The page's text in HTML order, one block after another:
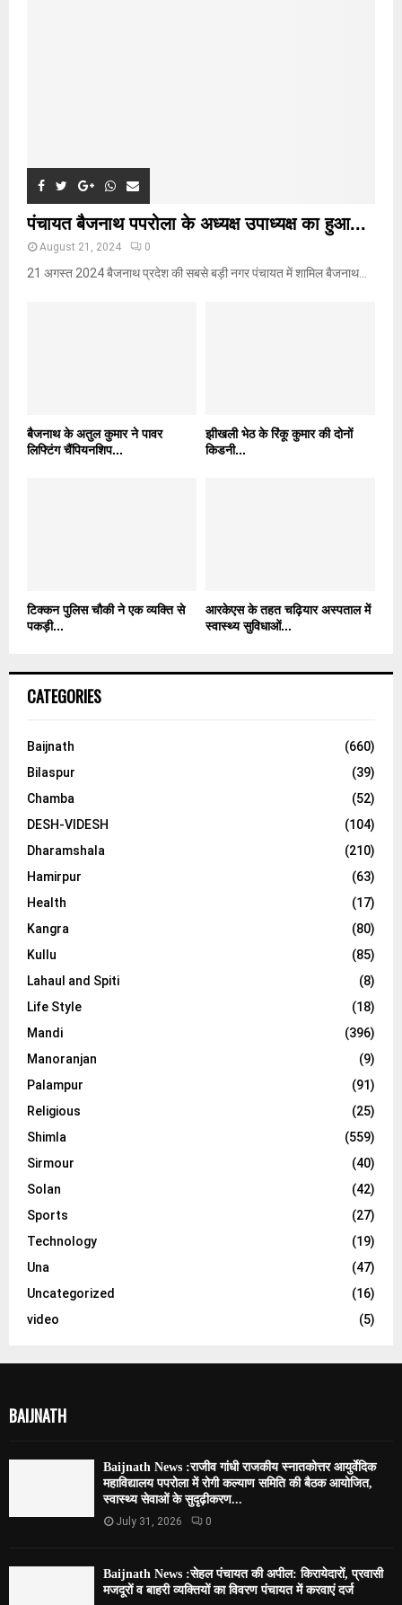
पंचायत बैजनाथ पपरोला के अध्यक्ष उपाध्यक्ष का हुआ...
August 21, 2024 0
21 अगस्त 2024 बैजनाथ प्रदेश की सबसे बड़ी नगर पंचायत में शामिल बैजनाथ...
बैजनाथ के अतुल कुमार ने पावर
लिफ्टिंग चैंपियनशिप...
झीखली भेठ के रिंकू कुमार की दोनों
किडनी...
टिक्कन पुलिस चौकी ने एक व्यक्ति से
पकड़ी...
आरकेएस के तहत चढ़ियार अस्पताल में
स्वास्थ्य सुविधाओं...
CATEGORIES
Baijnath
(660)
Bilaspur
(39)
Chamba
(52)
DESH-VIDESH
(104)
Dharamshala
(210)
Hamirpur
(63)
Health
(17)
Kangra
(80)
Kullu
(85)
Lahaul and Spiti
(8)
Life Style
(18)
Mandi
(396)
Manoranjan
(9)
Palampur
(91)
Religious
(25)
Shimla
(559)
Sirmour
(40)
Solan
(42)
Sports
(27)
Technology
(19)
Una
(47)
Uncategorized
(16)
video
(5)
BAIJNATH
Baijnath News :राजीव गांधी राजकीय स्नातकोत्तर आयुर्वेदिक
महाविद्यालय पपरोला में रोगी कल्याण समिति की बैठक आयोजित,
स्वास्थ्य सेवाओं के सुदृढ़ीकरण...
July 31, 2026 0
Baijnath News :सेहल पंचायत की अपील: किरायेदारों, प्रवासी
मजदूरों व बाहरी व्यक्तियों का विवरण पंचायत में करवाएं दर्ज